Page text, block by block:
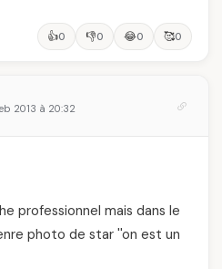
👍0 👎0 😂0 🥰0
2013 à 20:32
professionnel mais dans le
photo de star ''on est un